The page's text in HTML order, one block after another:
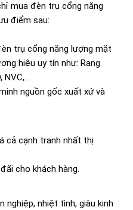
mua đèn trụ cổng năng
điểm sau:
trụ cổng năng lượng mặt
hiệu uy tín như: Rạng
NVC,...
nguồn gốc xuất xứ và
cả cạnh tranh nhất thị
cho khách hàng.
nghiệp, nhiệt tình, giàu kinh